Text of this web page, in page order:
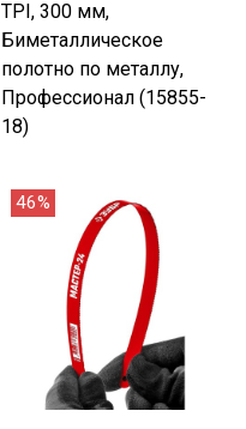
TPI, 300 мм,
Биметаллическое
полотно по металлу,
Профессионал (15855-
18)
46%